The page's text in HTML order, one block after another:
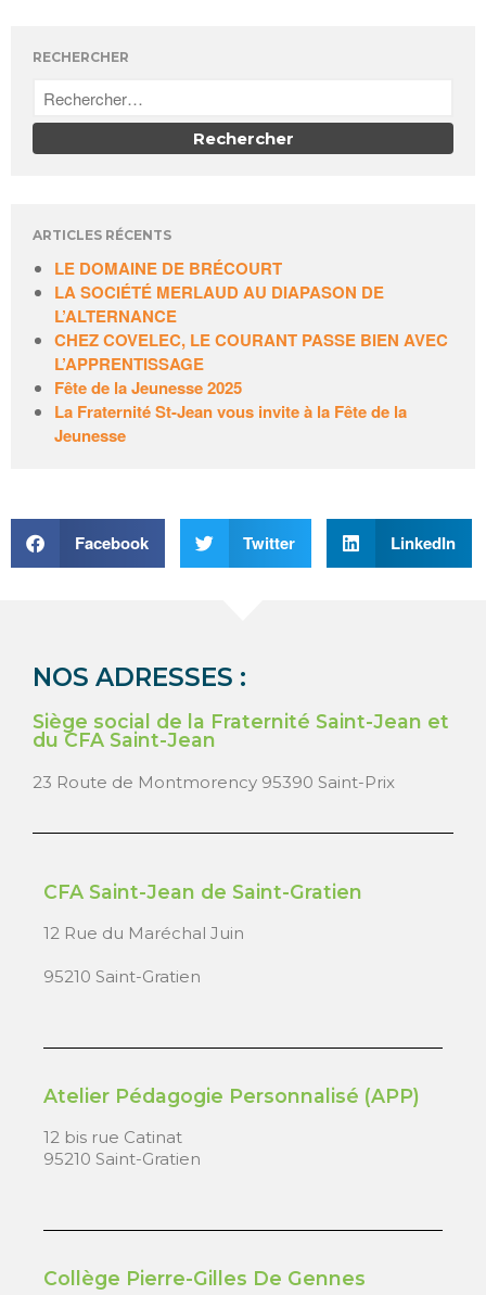
RECHERCHER
ARTICLES RÉCENTS
LE DOMAINE DE BRÉCOURT
LA SOCIÉTÉ MERLAUD AU DIAPASON DE
L’ALTERNANCE
CHEZ COVELEC, LE COURANT PASSE BIEN AVEC
L’APPRENTISSAGE
Fête de la Jeunesse 2025
La Fraternité St-Jean vous invite à la Fête de la
Jeunesse
Facebook Twitter LinkedIn
NOS ADRESSES :
Siège social de la Fraternité Saint-Jean et
du CFA Saint-Jean
23 Route de Montmorency 95390 Saint-Prix
CFA Saint-Jean de Saint-Gratien
12 Rue du Maréchal Juin
95210 Saint-Gratien
Atelier Pédagogie Personnalisé (APP)
12 bis rue Catinat
95210 Saint-Gratien
Collège Pierre-Gilles De Gennes